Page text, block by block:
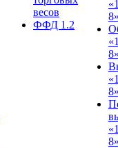
весов
ФФД 1.2